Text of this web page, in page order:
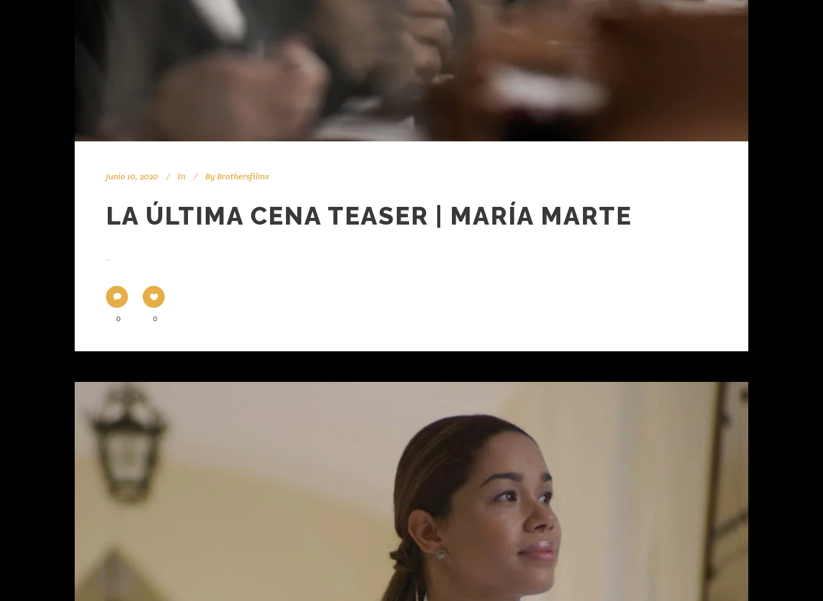
junio 10, 2020 In By Brothersfilms
LA ÚLTIMA CENA TEASER | MARÍA MARTE
...
0 0